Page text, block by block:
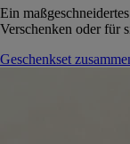
Ein
Verschenken oder für
Geschenkset